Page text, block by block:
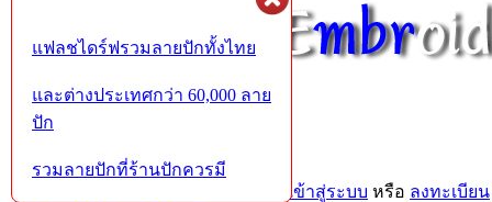
เข้าสู่ระบบ หรือ ลงทะเบียน
แฟลชไดร์ฟรวมลายปักทั้งไทย
และต่างประเทศกว่า 60,000 ลาย
ปัก
รวมลายปักที่ร้านปักควรมี